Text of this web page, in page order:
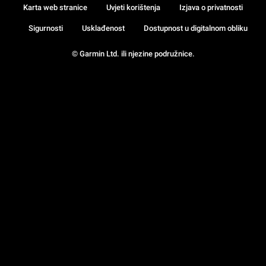
© Garmin Ltd. ili njezine podružnice.
Karta web stranice Uvjeti korištenja Izjava o privatnosti
Sigurnosti Usklađenost Dostupnost u digitalnom obliku